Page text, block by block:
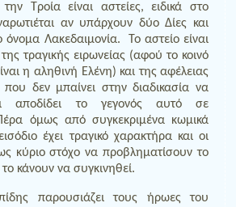
Τροία είναι αστείες, ειδικά στο
αν υπάρχουν δύο Δίες και
Λακεδαιμονία. Το αστείο είναι
τραγικής ειρωνείας (αφού το κοινό
η αληθινή Ελένη) και της αφέλειας
δεν μπαίνει στην διαδικασία να
αποδίδει το γεγονός αυτό σε
όμως από συγκεκριμένα κωμικά
έχει τραγικό χαρακτήρα και οι
κύριο στόχο να προβληματίσουν το
το κάνουν να συγκινηθεί.
παρουσιάζει τους ήρωες του